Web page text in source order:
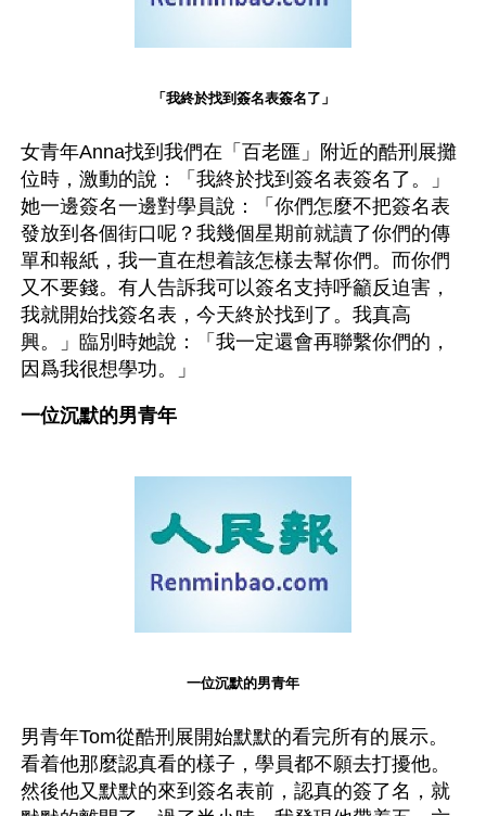
「我終於找到簽名表簽名了」
女青年Anna找到我們在「百老匯」附近的酷刑展攤
位時，激動的說：「我終於找到簽名表簽名了。」
她一邊簽名一邊對學員說：「你們怎麼不把簽名表
發放到各個街口呢？我幾個星期前就讀了你們的傳
單和報紙，我一直在想着該怎樣去幫你們。而你們
又不要錢。有人告訴我可以簽名支持呼籲反迫害，
我就開始找簽名表，今天終於找到了。我真高
興。」臨別時她說：「我一定還會再聯繫你們的，
因爲我很想學功。」
一位沉默的男青年
一位沉默的男青年
男青年Tom從酷刑展開始默默的看完所有的展示。
看着他那麼認真看的樣子，學員都不願去打擾他。
然後他又默默的來到簽名表前，認真的簽了名，就